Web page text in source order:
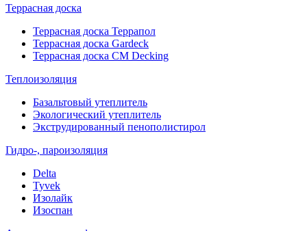
Террасная доска
Террасная доска Террапол
Террасная доска Gardeck
Террасная доска CM Decking
Теплоизоляция
Базальтовый утеплитель
Экологический утеплитель
Экструдированный пенополистирол
Гидро-, пароизоляция
Delta
Tyvek
Изолайк
Изоспан